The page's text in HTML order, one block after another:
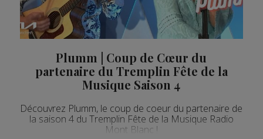
Plumm | Coup de Cœur du
partenaire du Tremplin Fête de la
Musique Saison 4
Découvrez Plumm, le coup de coeur du partenaire de
la saison 4 du Tremplin Fête de la Musique Radio
Mont Blanc !